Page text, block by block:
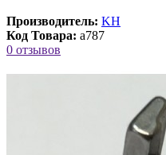
Производитель: KH
Код Товара: a787
0 отзывов